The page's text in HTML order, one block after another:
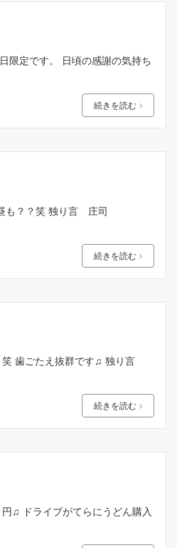
限定です。 日頃の感謝の気持ち
続きを読む
も？？笑 独り言 庄司
続きを読む
笑 歯ごたえ抜群です♫ 独り言
続きを読む
♫ ドライブがてらにうどん購入